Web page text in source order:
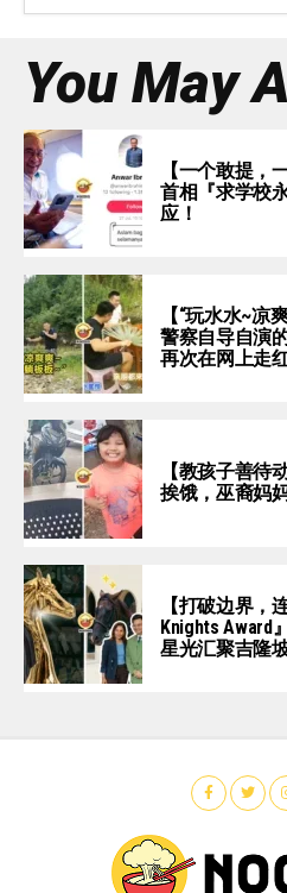
You May
【一个敢提，
首相『求学校
应！
【“玩水水~凉
警察自导自演
再次在网上走
【教孩子善待
挨饿，巫裔妈
【打破边界，
Knights Award
星光汇聚吉隆